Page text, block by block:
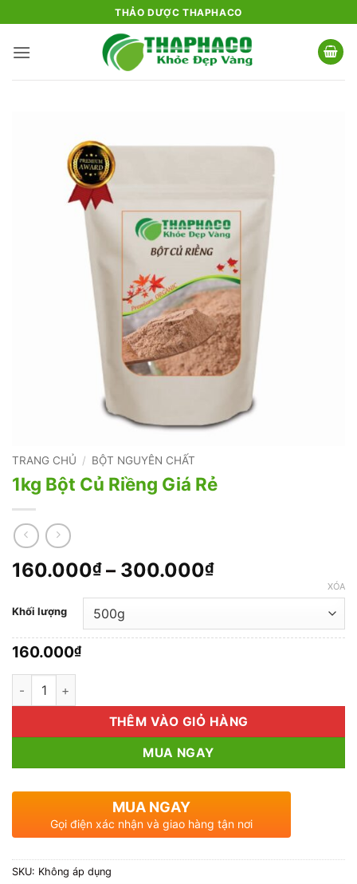
qua
nội
THẢO DƯỢC THAPHACO
TRANG CHỦ / BỘT NGUYÊN CHẤT
1kg Bột Củ Riềng Giá Rẻ
160.000₫ – 300.000₫Khoảng
160.000₫
đến
Khối lượng
XÓA
160.000₫
1kg Bột Củ Riềng Giá Rẻ số lượng
THÊM VÀO GIỎ HÀNG
MUA NGAY
MUA NGAY
Gọi điện xác nhận và giao hàng tận nơi
SKU: Không áp dụng